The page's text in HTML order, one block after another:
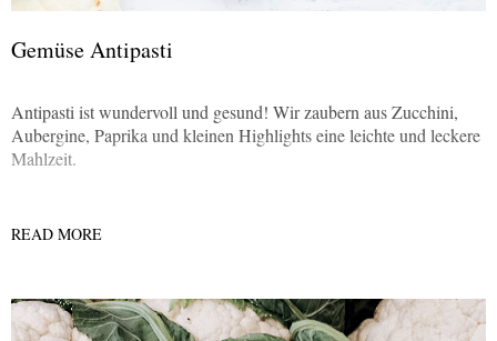
Gemüse Antipasti
Antipasti ist wundervoll und gesund! Wir zaubern aus Zucchini,
Aubergine, Paprika und kleinen Highlights eine leichte und leckere
Mahlzeit.
READ MORE